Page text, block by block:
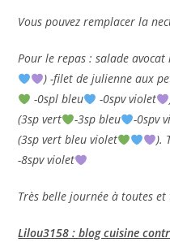
Vous pouvez remplacer la
Pour le repas : salade
) -filet de julienne aux
-0spl bleu
-0spv violet
(3sp vert
-3sp bleu -0spv
(3sp vert bleu violet
).
-8spv violet
Très belle journée à toutes et
Lilou3158 : blog cuisine